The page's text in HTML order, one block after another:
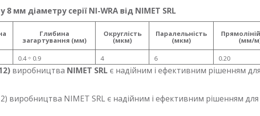
мм діаметру серії NI-WRA від NIMET SRL
Глибина
загартування (мм)
Округлість
(мкм)
Паралельність
(мкм) (мм/
0.4 ÷ 0.9 4 6 0.20
виробництва NIMET SRL є надійним і ефективним рішенням
виробництва NIMET SRL є надійним і ефективним рішенням